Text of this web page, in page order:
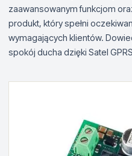
zaawansowanym funkcjom
produkt, który spełni
wymagających klientów.
spokój ducha dzięki Satel